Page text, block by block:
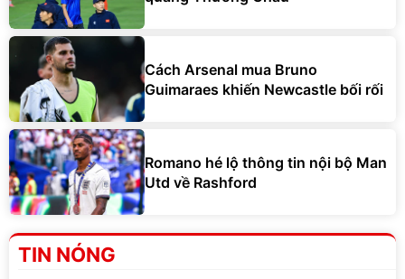
Cách Arsenal mua Bruno
Guimaraes khiến Newcastle bối rối
Romano hé lộ thông tin nội bộ Man
Utd về Rashford
TIN NÓNG